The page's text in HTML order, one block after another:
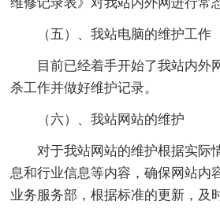
维修记录表》对我站内外网进行常
（五）、我站电脑的维护工作
目前已经着手开始了我站内外
杀工作并做好维护记录。
（六）、我站网站的维护
对于我站网站的维护根据实际
息和行业信息等内容，确保网站内
业务服务部，根据标准的更新，及